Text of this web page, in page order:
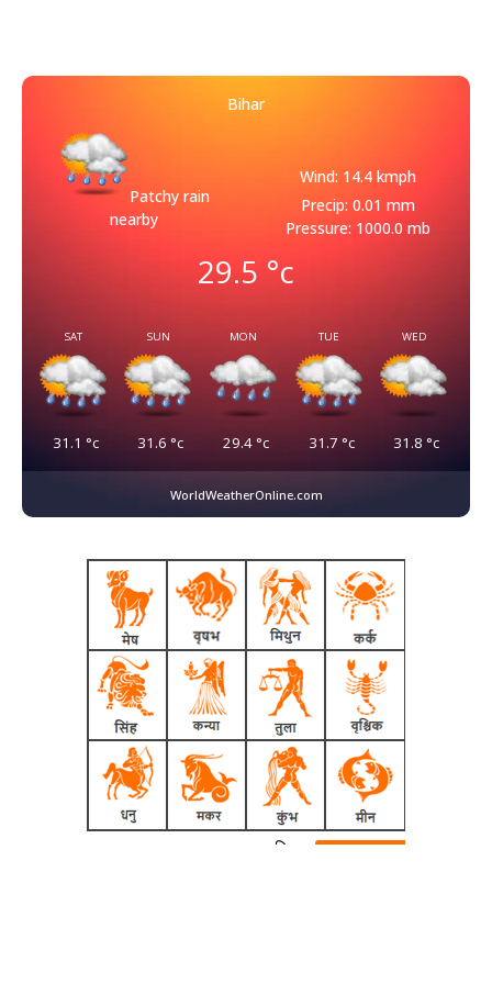
Bihar
Patchy rain
nearby
Wind: 14.4 kmph
Precip: 0.01 mm
Pressure: 1000.0 mb
29.5 °c
SAT
31.1 °c
SUN
31.6 °c
MON
29.4°c
TUE
31.7 °c
WED
31.8 °c
WorldWeatherOnline.com